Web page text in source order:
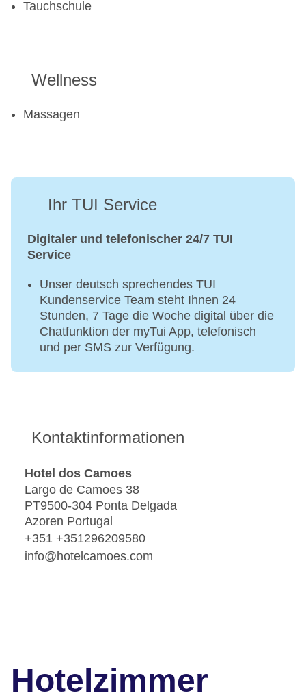
Tauchschule
Wellness
Massagen
Ihr TUI Service
Digitaler und telefonischer 24/7 TUI
Service
Unser deutsch sprechendes TUI
Kundenservice Team steht Ihnen 24
Stunden, 7 Tage die Woche digital über die
Chatfunktion der myTui App, telefonisch
und per SMS zur Verfügung.
Kontaktinformationen
Hotel dos Camoes
Largo de Camoes 38
PT9500-304 Ponta Delgada
Azoren Portugal
+351 +351296209580
info@hotelcamoes.com
Hotelzimmer